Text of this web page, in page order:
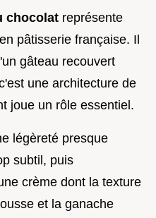
chocolat représente
pâtisserie française. Il
gâteau recouvert
une architecture de
joue un rôle essentiel.
légèreté presque
subtil, puis
crème dont la texture
et la ganache